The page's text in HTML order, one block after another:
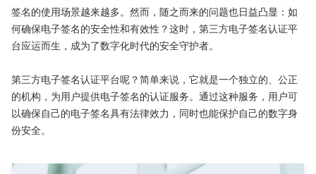
签名的使用场景越来越多。然而，随之而来的问题也日益凸显：如
何确保电子签名的安全性和有效性？这时，第三方电子签名认证平
台应运而生，成为了数字化时代的安全守护者。
第三方电子签名认证平台呢？简单来说，它就是一个独立的、公正
的机构，为用户提供电子签名的认证服务。通过这种服务，用户可
以确保自己的电子签名具有法律效力，同时也能保护自己的数字身
份安全。